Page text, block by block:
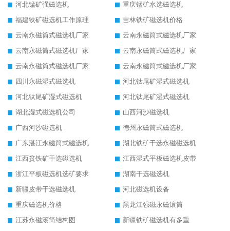
河北锰矿强磁选机
重庆锰矿水选磁选机
福建铁矿磁选机工作原理
吉林铁矿磁选机价格
云南永磁筒式磁选机厂家
云南永磁筒式磁选机厂家
云南永磁筒式磁选机厂家
云南永磁筒式磁选机厂家
云南永磁筒式磁选机厂家
云南永磁筒式磁选机厂家
四川永磁湿式磁选机
河北钛尾矿湿式磁选机
河北钛尾矿湿式磁选机
河北钛尾矿湿式磁选机
湖北湿式磁选机公司
山西河沙磁选机
广西河沙磁选机
德州永磁筒式磁选机
广东湛江永磁筒式磁选机
湖北铁矿干选永磁磁选机
江西贫铁矿干选磁选机
江西湿式平板磁选机皮带
浙江平板磁选机选矿要求
湖南干选磁选机
新疆皮带干选磁选机
河北磁选机设备
重庆磁选机价格
黑龙江强磁永磁滚筒
江苏永磁滚筒结构图
新疆铁矿磁选机有多重